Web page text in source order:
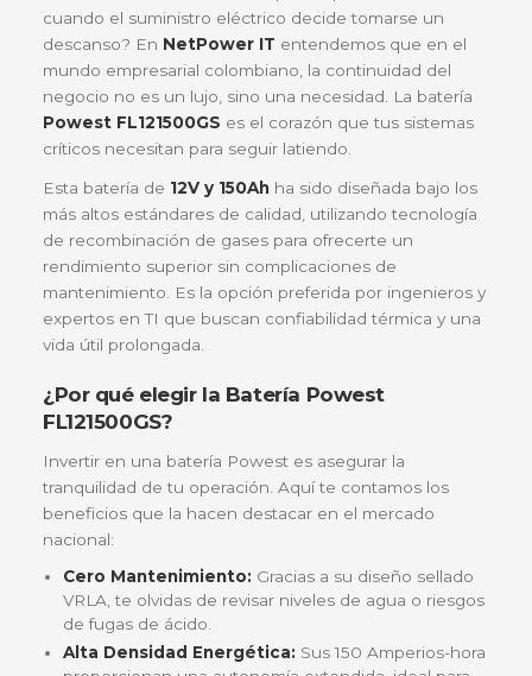
Descripción Especificaciones Garantía
Batería Powest 12V-150AH FL121500GS
¿Buscas una solución de respaldo que no te falle
cuando el suministro eléctrico decide tomarse un
descanso? EnNetPower ITentendemos que en
mundo empresarial colombiano, la continuidad del
Powest FL121500GSes el corazón que tus
críticos necesitan para seguir latiendo.
Esta batería de 12V y 150Ah ha sido diseñada
más altos estándares de calidad, utilizando
de recombinación de gases para ofrecerte un
rendimiento superior sin complicaciones de
mantenimiento. Es la opción preferida por
expertos en TI que buscan confiabilidad térmica y
vida útil prolongada.